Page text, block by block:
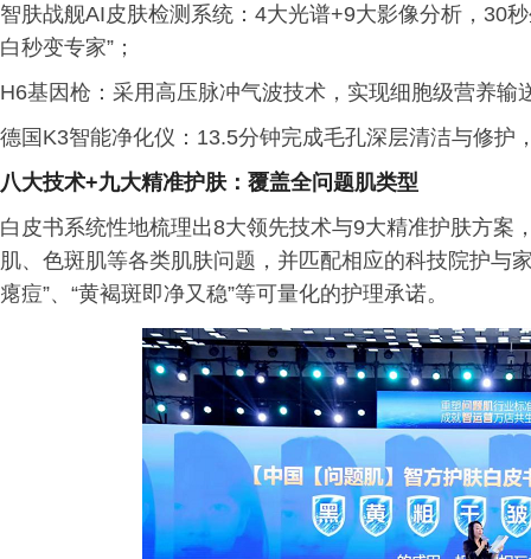
智肤战舰AI皮肤检测系统：4大光谱+9大影像分析，30
白秒变专家”；
H6基因枪：采用高压脉冲气波技术，实现细胞级营养输
德国K3智能净化仪：13.5分钟完成毛孔深层清洁与修护
八大技术+九大精准护肤：覆盖全问题肌类型
白皮书系统性地梳理出8大领先技术与9大精准护肤方案
肌、色斑肌等各类肌肤问题，并匹配相应的科技院护与
瘪痘”、“黄褐斑即净又稳”等可量化的护理承诺。